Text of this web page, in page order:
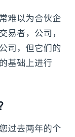
难以为合伙企
易者，公司，
司，但它们的
基础上进行
过去两年的个